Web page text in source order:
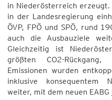
in Niederösterreich
in der Landesregierung
ÖVP, FPÖ und SPÖ, rund
auch die Ausbauziele
Gleichzeitig ist
größten CO2-Rückgang,
Emissionen wurden
inklusive konsequentem
weiter, mit dem neuen